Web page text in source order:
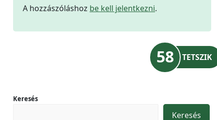
A hozzászóláshoz be kell jelentkezni.
58 TETSZIK
Keresés
Keresés